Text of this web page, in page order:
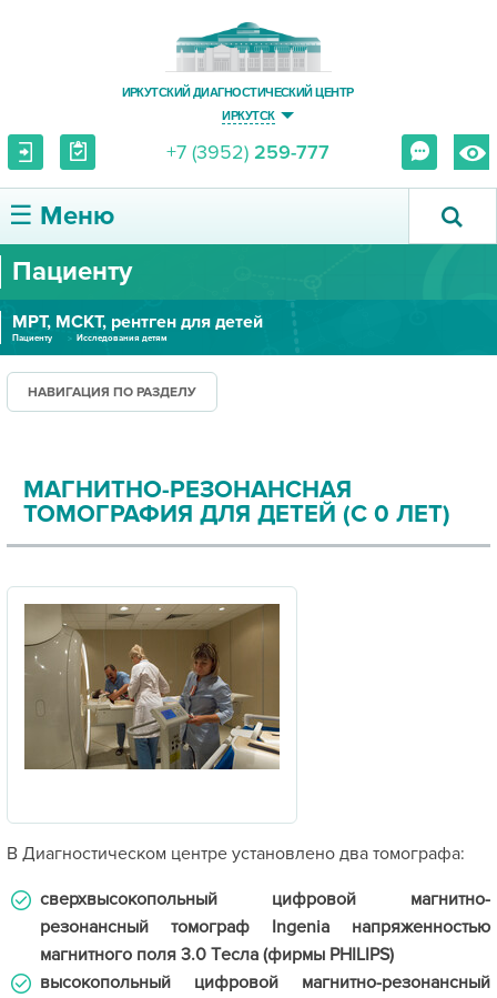
ИРКУТСКИЙ ДИАГНОСТИЧЕСКИЙ ЦЕНТР
ИРКУТСК
+7 (3952) 259-777
☰ Меню
О ЦЕНТРЕ
УСЛУГИ И ЦЕНЫ
ПАЦИЕНТУ
ПРАВОВАЯ ИНФОРМАЦИЯ
Пациенту
МРТ, МСКТ, рентген для детей
Пациенту Исследования детям
НАВИГАЦИЯ ПО РАЗДЕЛУ
МАГНИТНО-РЕЗОНАНСНАЯ
ТОМОГРАФИЯ ДЛЯ ДЕТЕЙ (С 0 ЛЕТ)
В Диагностическом центре установлено два томографа:
сверхвысокопольный цифровой магнитно-
резонансный томограф Ingenia напряженностью
магнитного поля 3.0 Tесла (фирмы PHILIPS)
высокопольный цифровой магнитно-резонансный